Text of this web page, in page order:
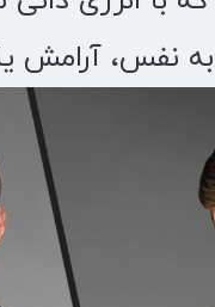
به نفس، آرامش